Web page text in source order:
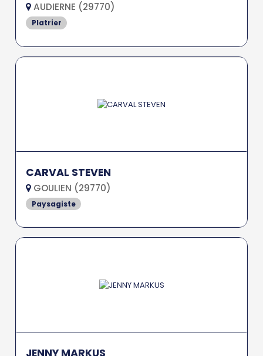
AUDIERNE (29770)
Platrier
CARVAL STEVEN
GOULIEN (29770)
Paysagiste